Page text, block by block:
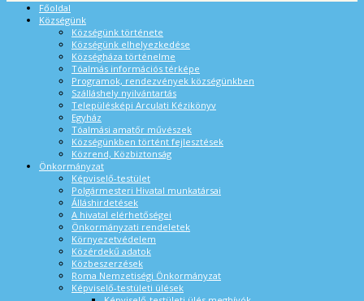
Főoldal
Községünk
Községünk története
Községünk elhelyezkedése
Községháza történelme
Tóalmás információs térképe
Programok, rendezvények községünkben
Szálláshely nyilvántartás
Településképi Arculati Kézikönyv
Egyház
Tóalmási amatőr művészek
Községünkben történt fejlesztések
Közrend, Közbiztonság
Önkormányzat
Képviselő-testület
Polgármesteri Hivatal munkatársai
Álláshirdetések
A hivatal elérhetőségei
Önkormányzati rendeletek
Környezetvédelem
Közérdekű adatok
Közbeszerzések
Roma Nemzetiségi Önkormányzat
Képviselő-testületi ülések